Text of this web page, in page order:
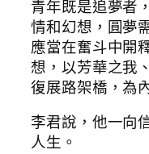
青年既是追夢者
情和幻想，圓夢
應當在奮斗中開
想，以芳華之我
復展路架橋，為
李君說，他一向
人生。